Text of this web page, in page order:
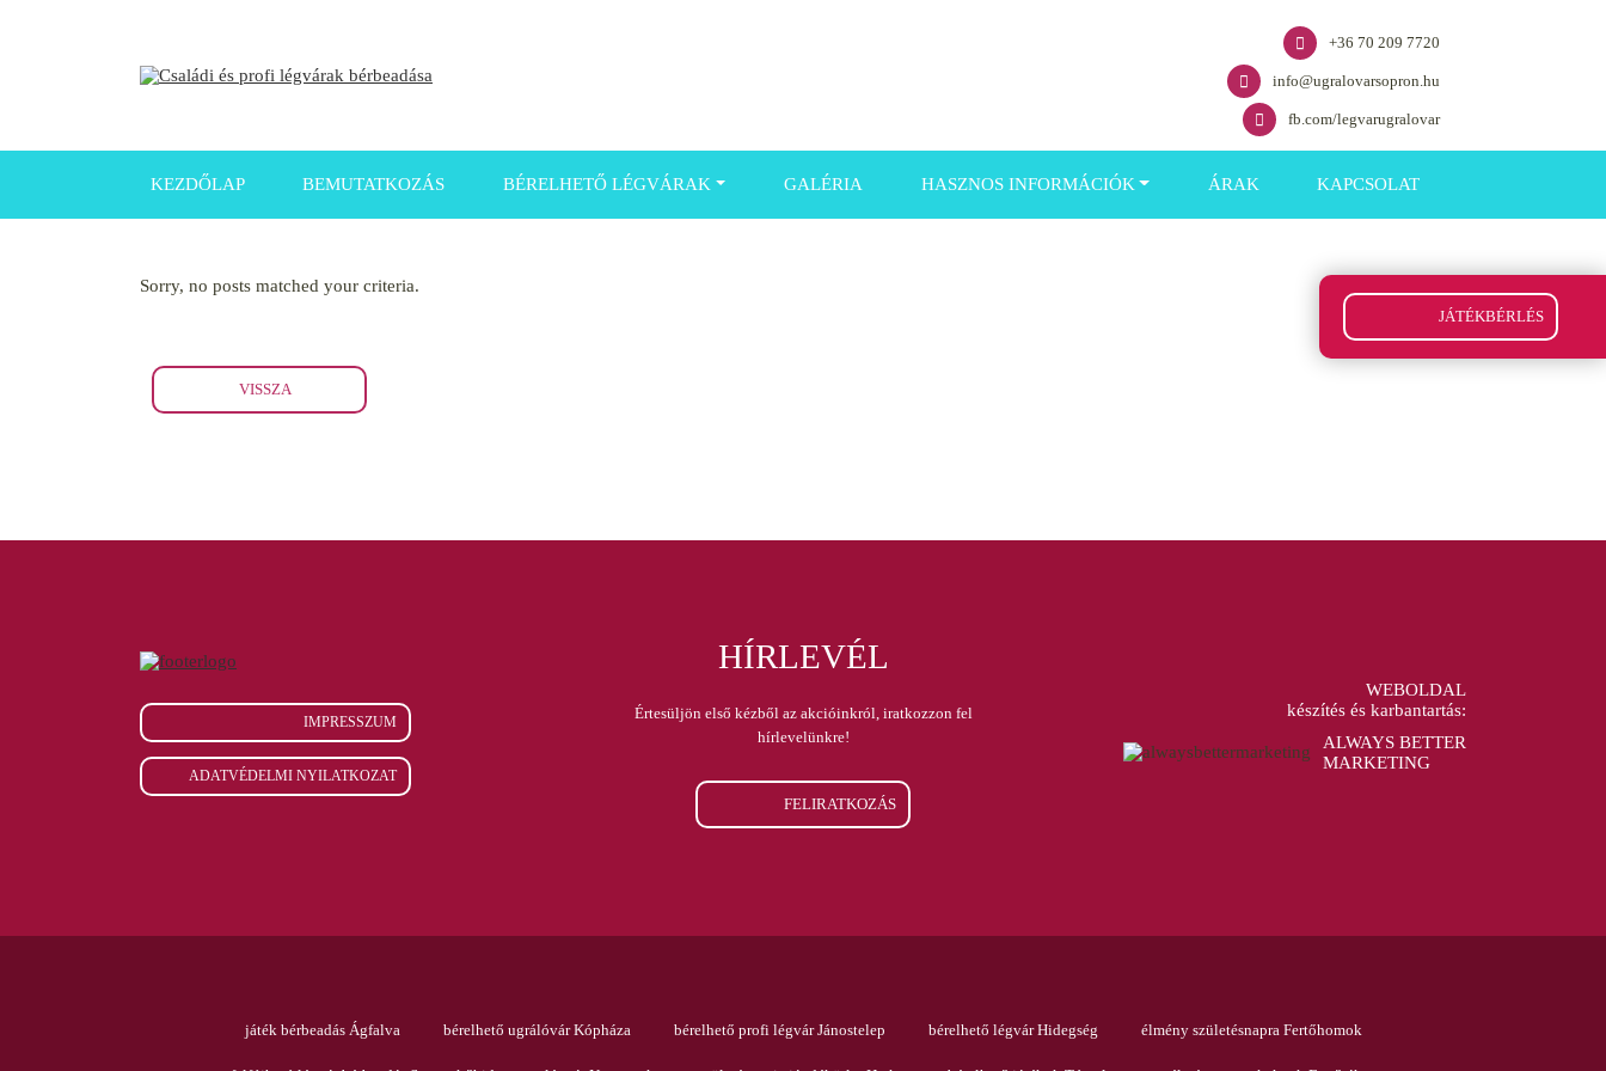
JÁTÉKBÉRLÉS
+36 70 209 7720
info@ugralovarsopron.hu
fb.com/legvarugralovar
KEZDŐLAP BEMUTATKOZÁS BÉRELHETŐ LÉGVÁRAK GALÉRIA HASZNOS INFORMÁCIÓK ÁRAK KAPCSOLAT
Sorry, no posts matched your criteria.
VISSZA
IMPRESSZUM
ADATVÉDELMI NYILATKOZAT
HÍRLEVÉL
Értesüljön első kézből az akcióinkról, iratkozzon fel
hírlevelünkre!
FELIRATKOZÁS
WEBOLDAL
készítés és karbantartás:
ALWAYS BETTER
MARKETING
játék bérbeadás Ágfalva bérelhető ugrálóvár Kópháza bérelhető profi légvár Jánostelep bérelhető légvár Hidegség élmény születésnapra Fertőhomok